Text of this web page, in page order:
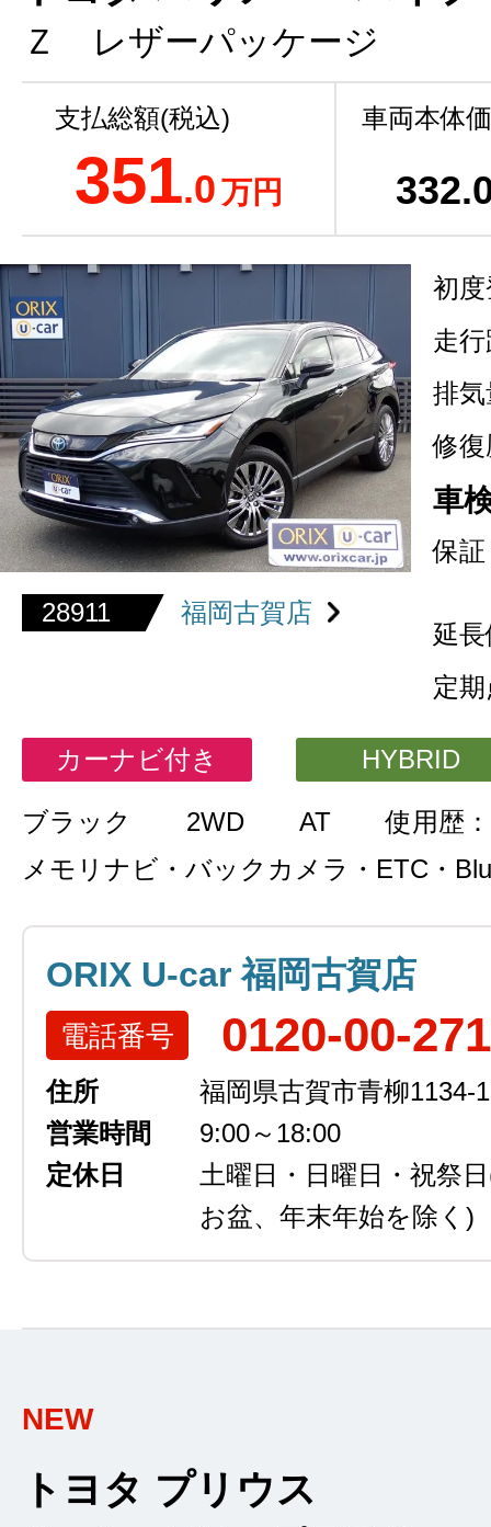
Ｚ レザーパッケージ
支払総額(税込)
351.0万円
車両本体
332
28911 福岡古賀店
初
走
排気
修復
車
保証
延
定
カーナビ付き HYBRID
ブラック 2WD AT
使用歴
メモリナビ・バックカメラ・ETC・
ORIX U-car 福岡古賀店
電話番号 0120-00-
住所
福岡県古賀市青柳1134-1
営業時間
9:00～18:00
定休日
土曜日・日曜日・祝祭日
お盆、年末年始を除く)
NEW
トヨタ プリウス